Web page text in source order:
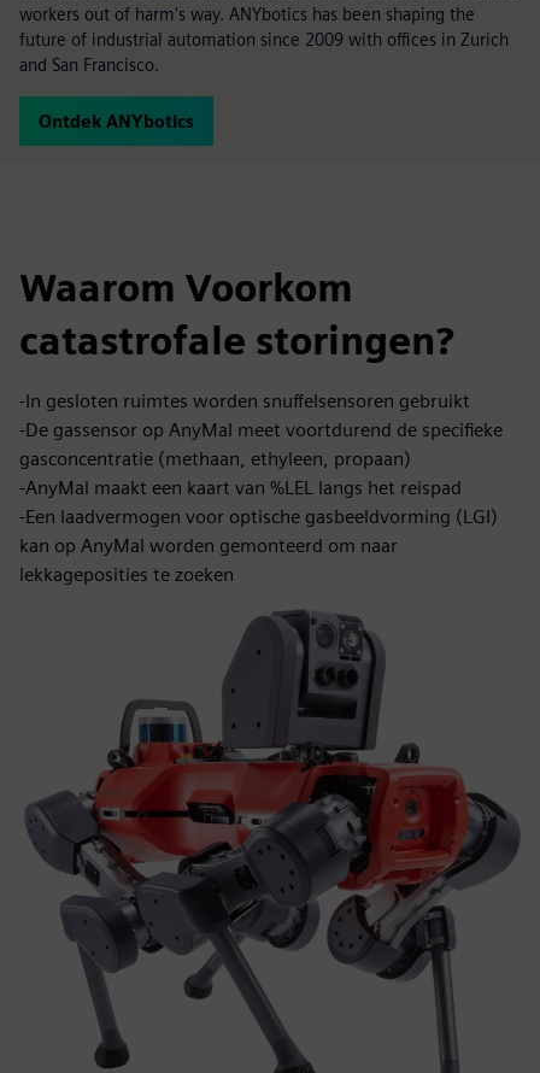
workers out of harm's way. ANYbotics has been shaping the
future of industrial automation since 2009 with offices in Zurich
and San Francisco.
Ontdek ANYbotics
Waarom Voorkom
catastrofale storingen?
-In gesloten ruimtes worden snuffelsensoren gebruikt
-De gassensor op AnyMal meet voortdurend de specifieke
gasconcentratie (methaan, ethyleen, propaan)
-AnyMal maakt een kaart van %LEL langs het reispad
-Een laadvermogen voor optische gasbeeldvorming (LGI)
kan op AnyMal worden gemonteerd om naar
lekkageposities te zoeken